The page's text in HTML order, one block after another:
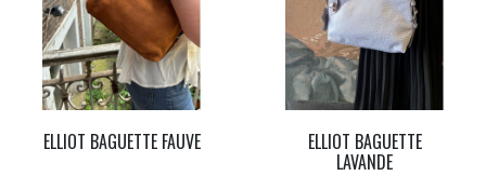
ELLIOT BAGUETTE FAUVE ELLIOT BAGUETTE
LAVANDE